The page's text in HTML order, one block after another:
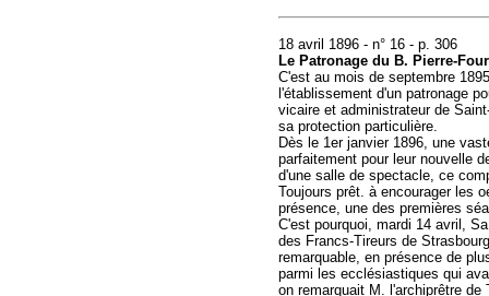
18 avril 1896 - n° 16 - p. 306
Le Patronage du B. Pierre-
C'est au mois de septembre
l'établissement d'un patronage
vicaire et administrateur de
sa protection particulière.
Dès le 1er janvier 1896, une
parfaitement pour leur nouvelle
d'une salle de spectacle, ce
Toujours prêt. à encourager les
présence, une des premières
C'est pourquoi, mardi 14 avril,
des Francs-Tireurs de
remarquable, en présence de
parmi les ecclésiastiques qui
on remarquait M. l'archiprêtre